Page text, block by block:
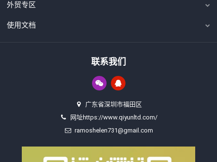
外贸专区
使用文档
联系我们
广东省深圳市福田区
网址https://www.qiyunltd.com/
ramoshelen731@gmail.com